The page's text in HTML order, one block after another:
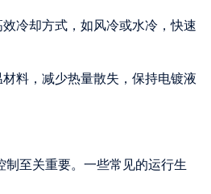
冷却方式，如风冷或水冷，快速
料，减少热量散失，保持电镀液
制至关重要。一些常见的运行生